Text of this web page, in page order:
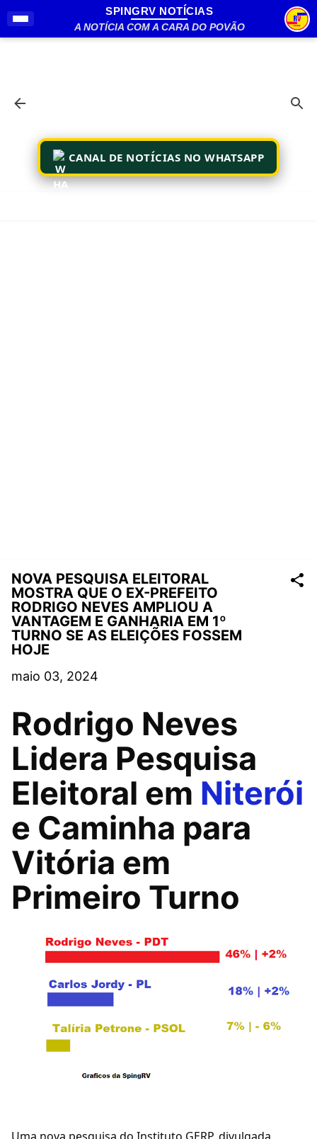
Pular para o conteúdo principal
SPINGRV NOTÍCIAS
A NOTÍCIA COM A CARA DO POVÃO
CANAL DE NOTÍCIAS NO WHATSAPP
NOVA PESQUISA ELEITORAL
MOSTRA QUE O EX-PREFEITO
RODRIGO NEVES AMPLIOU A
VANTAGEM E GANHARIA EM 1º
TURNO SE AS ELEIÇÕES FOSSEM
HOJE
maio 03, 2024
Rodrigo Neves
Lidera Pesquisa
Eleitoral em Niterói
e Caminha para
Vitória em
Primeiro Turno